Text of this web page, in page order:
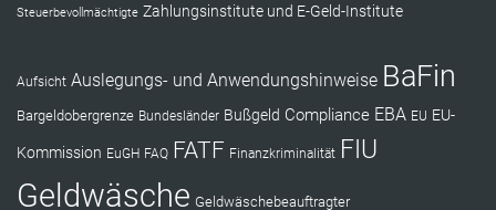
Steuerbevollmächtigte Zahlungsinstitute und E-Geld-Institute
Aufsicht Auslegungs- und Anwendungshinweise BaFin
Bargeldobergrenze Bundesländer Bußgeld Compliance EBA EU EU-
Kommission EuGH FAQ FATF Finanzkriminalität FIU
Geldwäsche Geldwäschebeauftragter